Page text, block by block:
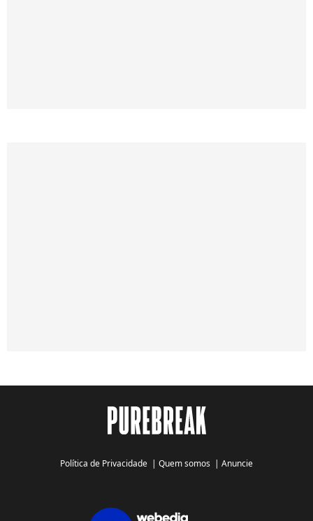
Política de Privacidade | Quem somos | Anuncie